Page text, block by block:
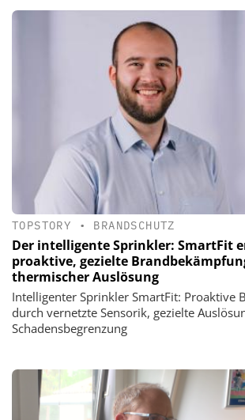
TOPSTORY • BRANDSCHUTZ
Der intelligente Sprinkler: SmartFit
proaktive, gezielte
thermischer Auslösung
Intelligenter Sprinkler SmartFit: Proaktive
durch vernetzte Sensorik, gezielte
Schadensbegrenzung